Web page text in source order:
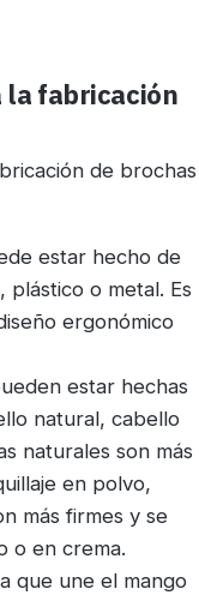
la fabricación
de brochas
estar hecho de
plástico o metal. Es
ergonómico
estar hechas
natural, cabello
naturales son más
en polvo,
más firmes y se
o en crema.
que une el mango